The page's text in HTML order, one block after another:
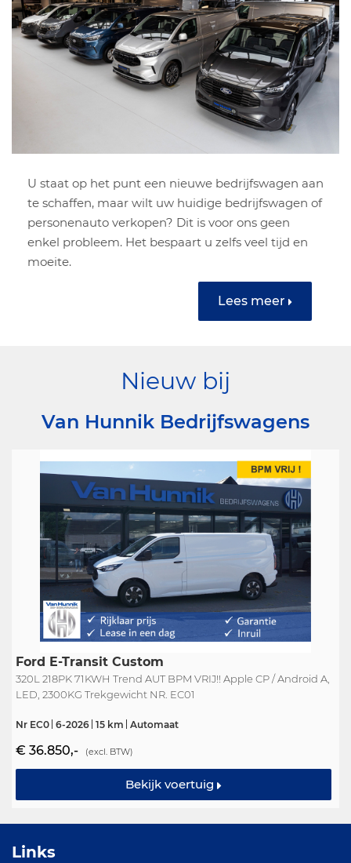
U staat op het punt een nieuwe bedrijfswagen aan
te schaffen, maar wilt uw huidige bedrijfswagen of
personenauto verkopen? Dit is voor ons geen
enkel probleem. Het bespaart u zelfs veel tijd en
moeite.
Lees meer
Nieuw bij
Van Hunnik Bedrijfswagens
Ford E-Transit Custom
320L 218PK 71KWH Trend AUT BPM VRIJ!! Apple CP / Android A,
LED, 2300KG Trekgewicht NR. EC01
Nr EC0 6-2026 15 km Automaat
€ 36.850,- (excl. BTW)
Bekijk voertuig
Links